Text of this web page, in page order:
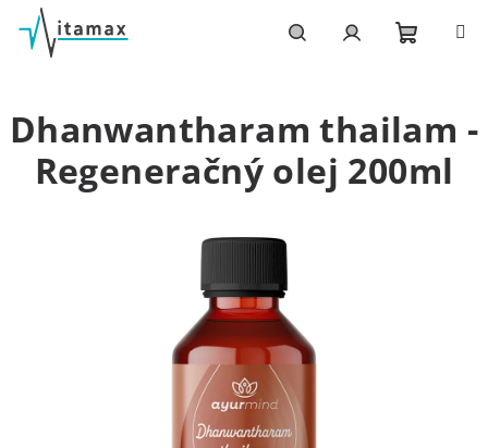
Prejsť
obsah
košík
Dhanwantharam thailam -
Regeneračný olej 200ml